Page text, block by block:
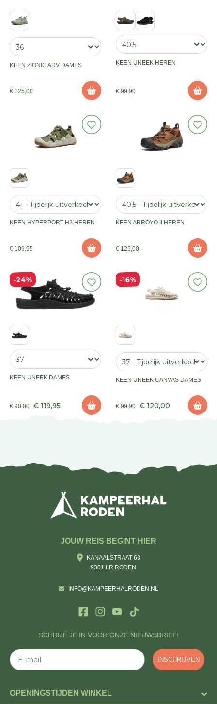
KEEN ZIONIC ADV DAMES
€ 125,00
KEEN UNEEK HEREN
€ 99,90
KEEN HYPERPORT H2 HEREN
€ 109,95
KEEN ARROYO II HEREN
€ 125,00
24%
KEEN UNEEK DAMES
€ 90,00 € 119,95
16%
KEEN UNEEK CANVAS DAMES
€ 99,90 € 120,00
SCHRIJF JE IN VOOR ONZE NIEUWSBRIEF!
E-mail
INSCHRIJVEN
JOUW REIS BEGINT HIER
KANAALSTRAAT 63
9301 LR RODEN
INFO@KAMPEERHALRODEN.NL
OPENINGSTIJDEN WINKEL